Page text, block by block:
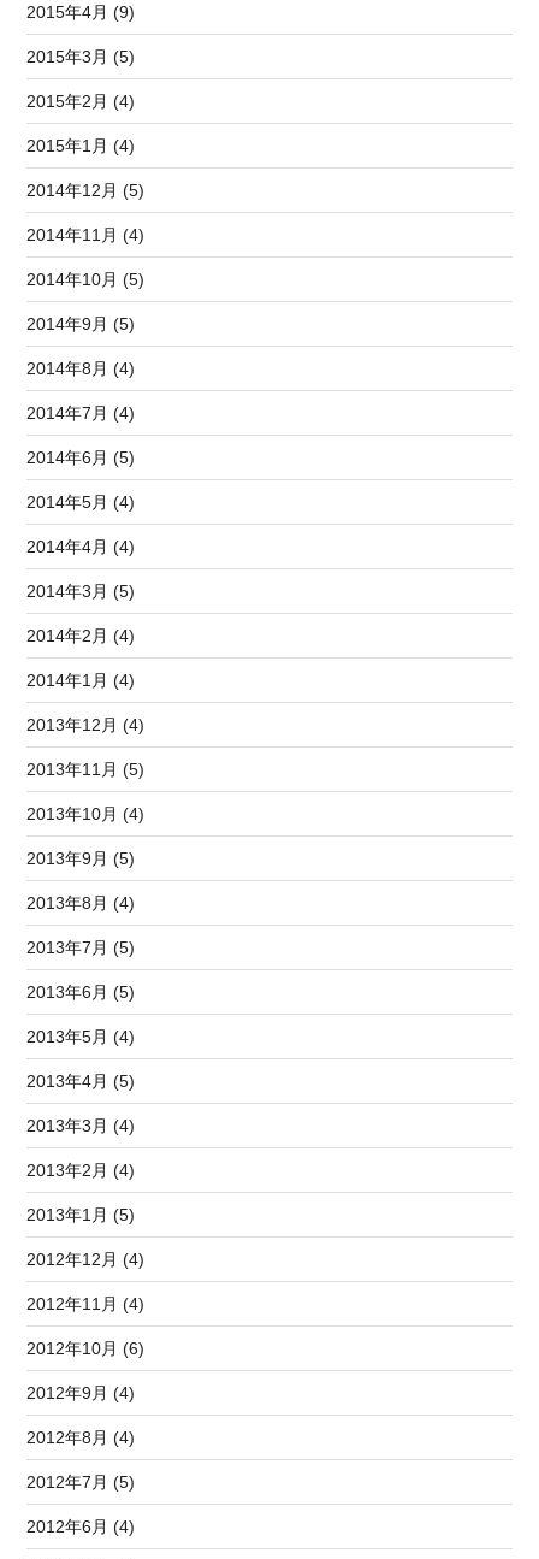
2015年4月 (9)
2015年3月 (5)
2015年2月 (4)
2015年1月 (4)
2014年12月 (5)
2014年11月 (4)
2014年10月 (5)
2014年9月 (5)
2014年8月 (4)
2014年7月 (4)
2014年6月 (5)
2014年5月 (4)
2014年4月 (4)
2014年3月 (5)
2014年2月 (4)
2014年1月 (4)
2013年12月 (4)
2013年11月 (5)
2013年10月 (4)
2013年9月 (5)
2013年8月 (4)
2013年7月 (5)
2013年6月 (5)
2013年5月 (4)
2013年4月 (5)
2013年3月 (4)
2013年2月 (4)
2013年1月 (5)
2012年12月 (4)
2012年11月 (4)
2012年10月 (6)
2012年9月 (4)
2012年8月 (4)
2012年7月 (5)
2012年6月 (4)